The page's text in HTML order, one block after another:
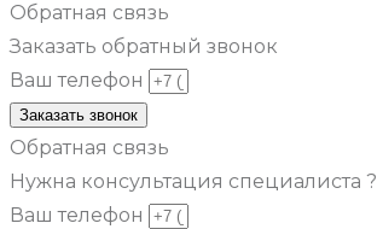
Обратная связь
Заказать обратный звонок
Ваш телефон
Заказать звонок
Обратная связь
Нужна консультация специалиста ?
Ваш телефон